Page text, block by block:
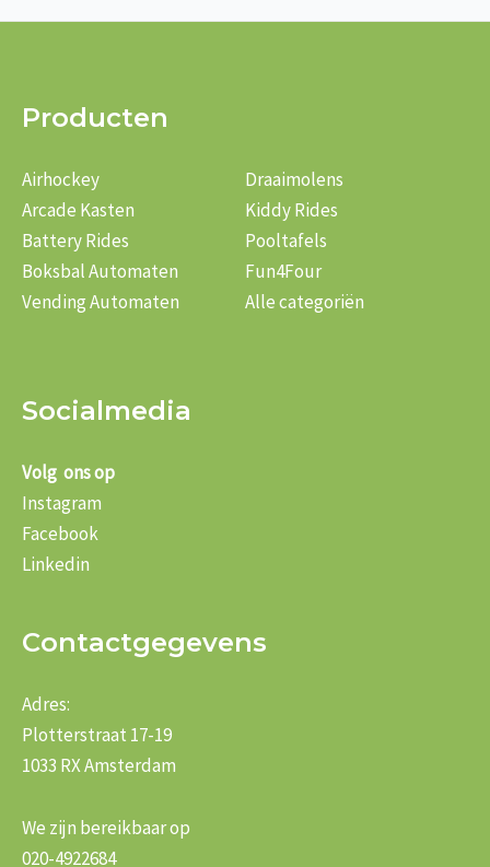
Producten
Airhockey
Arcade Kasten
Battery Rides
Boksbal Automaten
Vending Automaten
Draaimolens
Kiddy Rides
Pooltafels
Fun4Four
Alle categoriën
Socialmedia
Volg ons op
Instagram
Facebook
Linkedin
Contactgegevens
Adres:
Plotterstraat 17-19
1033 RX Amsterdam
We zijn bereikbaar op
020-4922684